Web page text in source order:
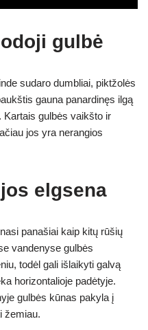
gulbė
sudaro dumbliai, piktžolės
gauna panardinęs ilgą
Kartais gulbės vaikšto ir
jos yra nerangios
elgsena
panašiai kaip kitų rūšių
vandenyse gulbės
todėl gali išlaikyti galvą
horizontalioje padėtyje.
gulbės kūnas pakyla į
žemiau.